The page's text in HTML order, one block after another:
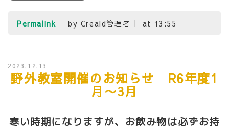
Permalink by Creaid管理者 at 13:55
2023.12.13
野外教室開催のお知らせ R6年度1
月〜3月
寒い時期になりますが、お飲み物は必ずお持